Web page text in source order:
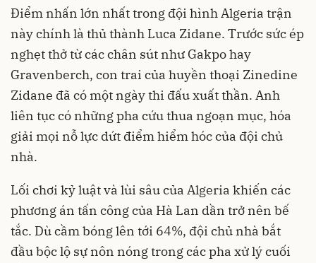
Điểm nhấn lớn nhất trong đội hình Algeria trận
này chính là thủ thành Luca Zidane. Trước sức ép
nghẹt thở từ các chân sút như Gakpo hay
Gravenberch, con trai của huyền thoại Zinedine
Zidane đã có một ngày thi đấu xuất thần. Anh
liên tục có những pha cứu thua ngoạn mục, hóa
giải mọi nỗ lực dứt điểm hiểm hóc của đội chủ
nhà.
Lối chơi kỷ luật và lùi sâu của Algeria khiến các
phương án tấn công của Hà Lan dần trở nên bế
tắc. Dù cầm bóng lên tới 64%, đội chủ nhà bắt
đầu bộc lộ sự nôn nóng trong các pha xử lý cuối